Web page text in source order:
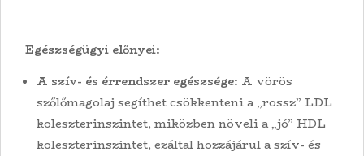
Egészségügyi előnyei:
A szív- és érrendszer egészsége: A vörös
szőlőmagolaj segíthet csökkenteni a „rossz” LDL
koleszterinszintet, miközben növeli a „jó” HDL
koleszterinszintet, ezáltal hozzájárul a szív- és